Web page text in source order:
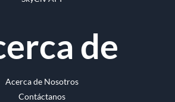
de
Acerca de Nosotros
Contáctanos